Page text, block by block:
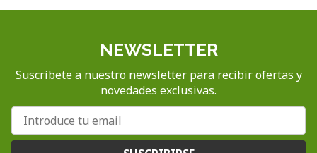
NEWSLETTER
Suscríbete a nuestro newsletter para recibir ofertas y
novedades exclusivas.